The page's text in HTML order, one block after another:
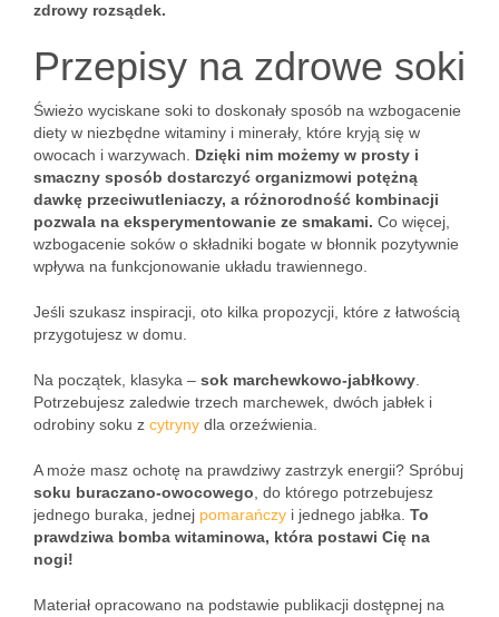
zdrowy rozsądek.
Przepisy na zdrowe soki
Świeżo wyciskane soki to doskonały sposób na wzbogacenie
diety w niezbędne witaminy i minerały, które kryją się w
owocach i warzywach. Dzięki nim możemy w prosty i
smaczny sposób dostarczyć organizmowi potężną
dawkę przeciwutleniaczy, a różnorodność kombinacji
pozwala na eksperymentowanie ze smakami. Co więcej,
wzbogacenie soków o składniki bogate w błonnik pozytywnie
wpływa na funkcjonowanie układu trawiennego.
Jeśli szukasz inspiracji, oto kilka propozycji, które z łatwością
przygotujesz w domu.
Na początek, klasyka – sok marchewkowo-jabłkowy
Potrzebujesz zaledwie trzech marchewek, dwóch jabłek i
odrobiny soku z cytryny dla orzeźwienia.
A może masz ochotę na prawdziwy zastrzyk energii? Spróbuj
soku buraczano-owocowego , do którego potrzebujesz
jednego buraka, jednej pomarańczy i jednego jabłka. To
prawdziwa bomba witaminowa, która postawi Cię na
nogi!
Materiał opracowano na podstawie publikacji dostępnej na